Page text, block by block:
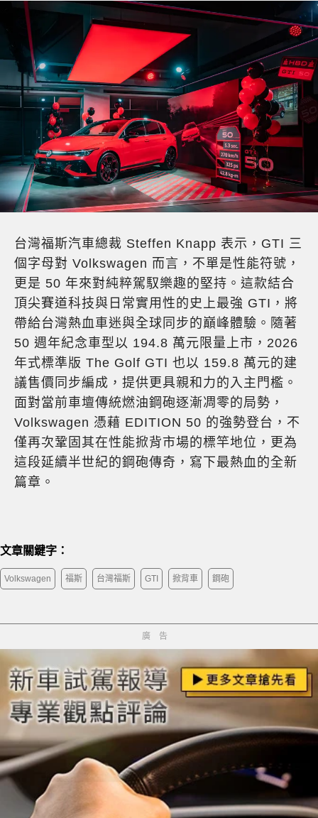
台灣福斯汽車總裁 Steffen Knapp 表示，GTI 三
個字母對 Volkswagen 而言，不單是性能符號，
更是 50 年來對純粹駕馭樂趣的堅持。這款結合
頂尖賽道科技與日常實用性的史上最強 GTI，將
帶給台灣熱血車迷與全球同步的巔峰體驗。隨著
50 週年紀念車型以 194.8 萬元限量上市，2026
年式標準版 The Golf GTI 也以 159.8 萬元的建
議售價同步編成，提供更具親和力的入主門檻。
面對當前車壇傳統燃油鋼砲逐漸凋零的局勢，
Volkswagen 憑藉 EDITION 50 的強勢登台，不
僅再次鞏固其在性能掀背市場的標竿地位，更為
這段延續半世紀的鋼砲傳奇，寫下最熱血的全新
篇章。
文章關鍵字：
Volkswagen 福斯 台灣福斯 GTI 掀背車 鋼砲
廣告